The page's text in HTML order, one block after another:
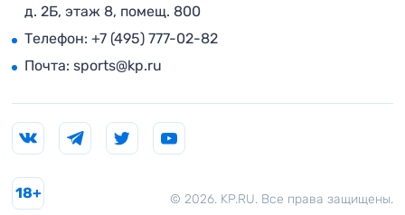
д. 2Б, этаж 8, помещ. 800
Телефон: +7 (495) 777-02-82
Почта: sports@kp.ru
© 2026. KP.RU. Все права защищены.
18+